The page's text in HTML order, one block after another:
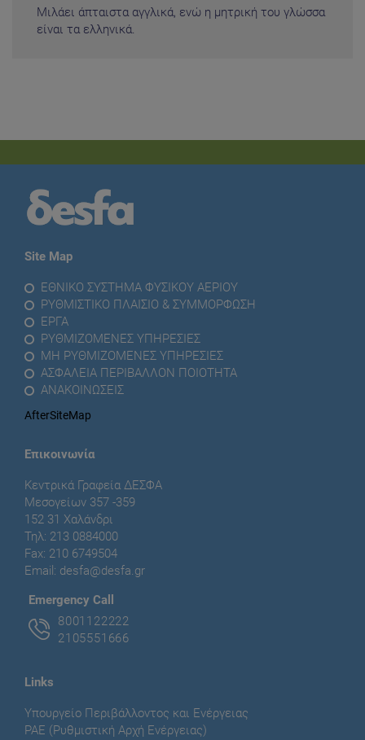
Μιλάει άπταιστα αγγλικά, ενώ η μητρική του γλώσσα
είναι τα ελληνικά.
Site Map
ΕΘΝΙΚΟ ΣΥΣΤΗΜΑ ΦΥΣΙΚΟΥ ΑΕΡΙΟΥ
ΡΥΘΜΙΣΤΙΚΟ ΠΛΑΙΣΙΟ & ΣΥΜΜΟΡΦΩΣΗ
ΕΡΓΑ
ΡΥΘΜΙΖΟΜΕΝΕΣ ΥΠΗΡΕΣΙΕΣ
ΜΗ ΡΥΘΜΙΖΟΜΕΝΕΣ ΥΠΗΡΕΣΙΕΣ
ΑΣΦΑΛΕΙΑ ΠΕΡΙΒΑΛΛΟΝ ΠΟΙΟΤΗΤΑ
ΑΝΑΚΟΙΝΩΣΕΙΣ
AfterSiteMap
Επικοινωνία
Κεντρικά Γραφεία ΔΕΣΦΑ
Μεσογείων 357 -359
152 31 Χαλάνδρι
Τηλ: 213 0884000
Fax: 210 6749504
Email: desfa@desfa.gr
Εmergency Call
8001122222
2105551666
Links
Υπουργείο Περιβάλλοντος και Ενέργειας
ΡΑΕ (Ρυθμιστική Αρχή Ενέργειας)